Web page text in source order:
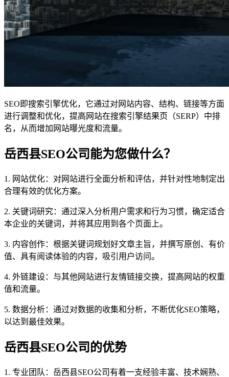
SEO即搜索引擎优化，它通过对网站内容、结构、链接等方面
进行调整和优化，提高网站在搜索引擎结果页（SERP）中排
名，从而增加网站曝光度和流量。
岳西县SEO公司能为您做什么？
1. 网站优化：对网站进行全面分析和评估，并针对性地制定出
合理有效的优化方案。
2. 关键词研究：通过深入分析用户需求和行为习惯，确定适合
本企业的关键词，并将其应用到各个页面上。
3. 内容创作：根据关键词规划好文章主旨，并撰写原创、有价
值、具有阅读体验的内容，吸引用户访问。
4. 外链建设：与其他网站进行友情链接交换，提高网站的权重
值和流量。
5. 数据分析：通过对数据的收集和分析，不断优化SEO策略，
以达到最佳效果。
岳西县SEO公司的优势
1. 专业团队：岳西县SEO公司有着一支经验丰富、技术娴熟、